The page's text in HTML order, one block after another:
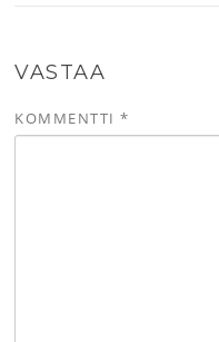
VASTAA
KOMMENTTI*